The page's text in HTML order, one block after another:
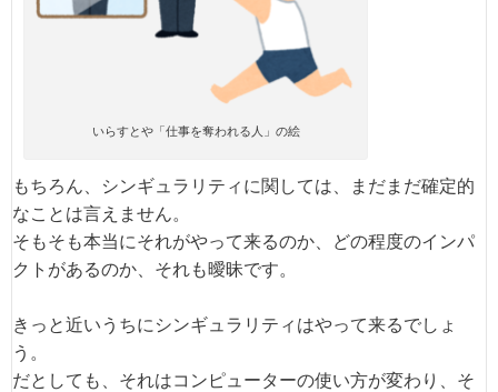
いらすとや「仕事を奪われる人」の絵
もちろん、シンギュラリティに関しては、まだまだ確定的
なことは言えません。
そもそも本当にそれがやって来るのか、どの程度のインパ
クトがあるのか、それも曖昧です。
きっと近いうちにシンギュラリティはやって来るでしょ
う。
だとしても、それはコンピューターの使い方が変わり、そ